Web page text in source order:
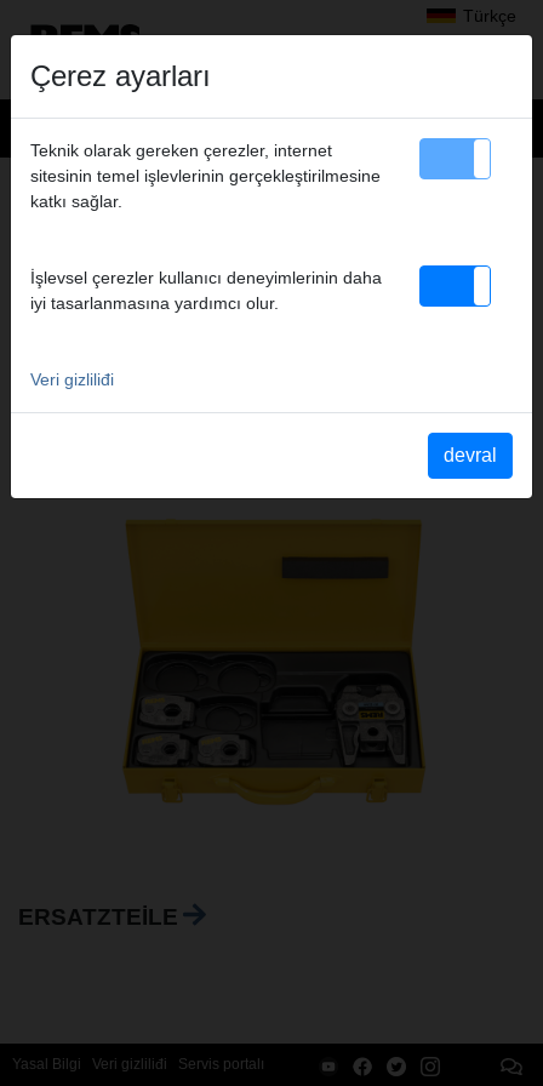
Türkçe
Ürünler>Radyal presler>REMS pres penseleri seti
> REMS Pressringe S Set
M 15+18+22 +Z8 A1-32KN
ERSATZTEILE
Yasal Bilgi Veri gizliliđi Servis portalı
Çerez ayarları
Teknik olarak gereken çerezler, internet
sitesinin temel işlevlerinin gerçekleştirilmesine
katkı sağlar.
İşlevsel çerezler kullanıcı deneyimlerinin daha
iyi tasarlanmasına yardımcı olur.
Veri gizliliđi
devral